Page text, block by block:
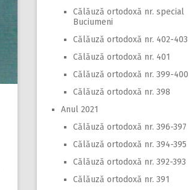
Călăuză ortodoxă nr. special
Buciumeni
Călăuză ortodoxă nr. 402-403
Călăuză ortodoxă nr. 401
Călăuză ortodoxă nr. 399-400
Călăuză ortodoxă nr. 398
Anul 2021
Călăuză ortodoxă nr. 396-397
Călăuză ortodoxă nr. 394-395
Călăuză ortodoxă nr. 392-393
Călăuză ortodoxă nr. 391